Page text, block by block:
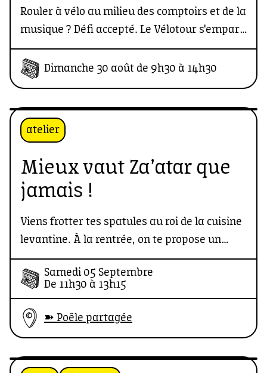
Rouler à vélo au milieu des comptoirs et de la
musique ? Défi accepté. Le Vélotour s'empare
de la halle pour la balade la plus cool et
insolite de l'été ! Gonfle tes pneus, ajuste ton
Dimanche 30 août de 9h30 à 14h30
atelier
Mieux vaut Za’atar que
jamais !
Viens frotter tes spatules au roi de la cuisine
levantine. À la rentrée, on te propose un
atelier gourmand qui va envoyer valser tes
vieux sel-poivre.
Samedi 05 Septembre
De 11h30 à 13h15
➽ Poêle partagée